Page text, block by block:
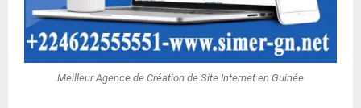
Meilleur Agence de Création de Site Internet en Guinée